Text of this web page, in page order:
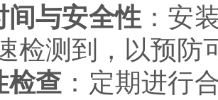
间与安全性 ：安
检测到，以预防
检查 ：定期进行